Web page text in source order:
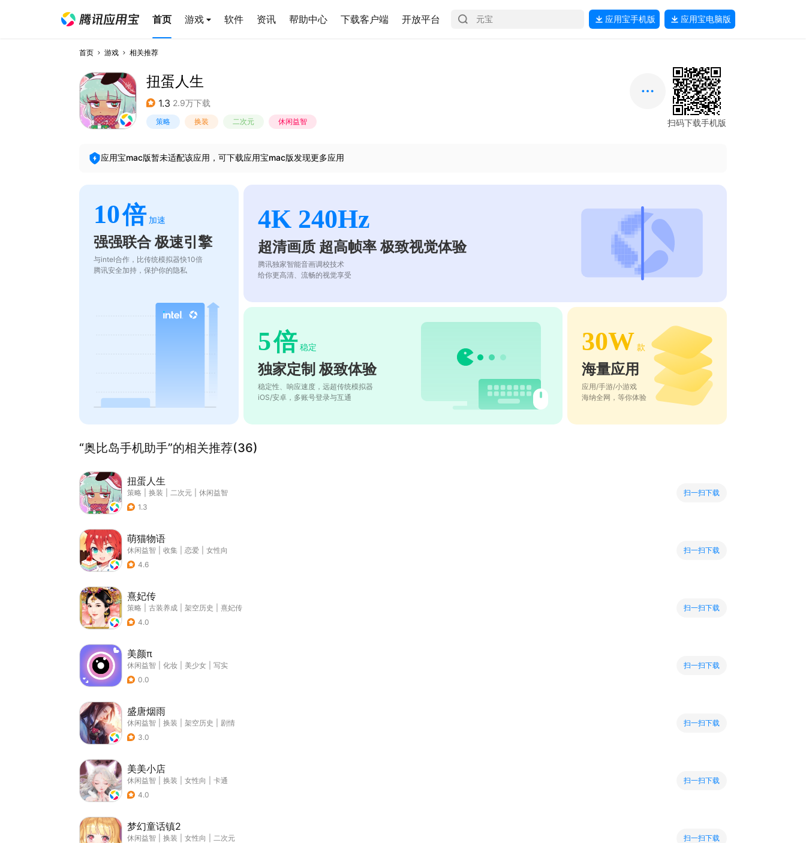
首页 游戏 软件 资讯 帮助中心 下载客户端 开放平台 应用宝手机版 应用宝电脑版
首页 游戏 相关推荐
扭蛋人生
1.3 2.9万下载
策略 换装 二次元 休闲益智 扫码下载手机版
应用宝mac版暂未适配该应用，可下载应用宝mac版发现更多应用
10倍 加速
强强联合 极速引擎
与intel合作，比传统模拟器快10倍
腾讯安全加持，保护你的隐私
4K 240Hz
超清画质 超高帧率 极致视觉体验
腾讯独家智能音画调校技术
给你更高清、流畅的视觉享受
5倍 稳定
独家定制 极致体验
稳定性、响应速度，远超传统模拟器
iOS/安卓，多账号登录与互通
30W 款
海量应用
应用/手游/小游戏
海纳全网，等你体验
“奥比岛手机助手”的相关推荐(36)
扭蛋人生
策略 换装 二次元
休闲益智
1.3
扫一扫下载
萌猫物语
休闲益智 收集 恋爱
女性向
4.6
扫一扫下载
熹妃传
策略 古装养成 架空历史
熹妃传
4.0
扫一扫下载
美颜π
休闲益智 化妆 美少女
写实
0.0
扫一扫下载
盛唐烟雨
休闲益智 换装 架空历史
剧情
3.0
扫一扫下载
美美小店
休闲益智 换装 女性向
卡通
4.0
扫一扫下载
梦幻童话镇2
休闲益智 换装 女性向
二次元
扫一扫下载